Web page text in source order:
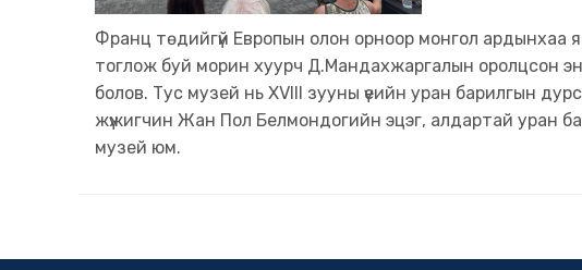
Франц төдийгүй Европын олон орноор монгол ардынхаа
тоглож буй морин хуурч Д.Мандахжаргалын оролцсон
болов. Тус музей нь XVIII зууны үеийн уран барилгын
жүжигчин Жан Пол Белмондогийн эцэг, алдартай уран
музей юм.